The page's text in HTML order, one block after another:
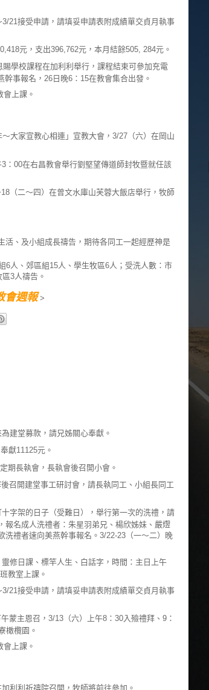
21接受申請，請填妥申請表附成績單交貞月執事
元，支出396,762元，本月結餘505, 284元。
賜學校課程在加利利舉行，課程結束可參加充電
事報名，26日晚6：15在教會集合出發。
會上課。
～大家宣教心相連」宣教大會，3/27（六）在岡山
：00在右昌教會舉行劉堅望傳道師封牧暨就任該
（二～四）在曾文水庫山芙蓉大飯店舉行，牧師
活、及小組成長禱告，期待各同工一起經歷神是
6人、郊區組15人、學生牧區6人；受洗人數：市
3人禱告。
會週報>
建堂募款，請兄姊關心奉獻。
獻11125元。
期長執會，長執會後召開小會。
召開建堂事工研討會，請長執同工、小組長同工
字架的日子（受難日），舉行第一次的洗禮，請
報名成人洗禮者：朱星羽弟兄、楊欣姊妹、嚴熤
洗禮者速向美燕幹事報名。3/22-23（一～二）晚
修日課、標竿人生、白話字，時間：主日上午
教室上課。
21接受申請，請填妥申請表附成績單交貞月執事
蒙主恩召，3/13（六）上午8：30入殮禮拜、9：
橄欖園。
會上課。
利利祈禱院召開，牧師將前往參加。